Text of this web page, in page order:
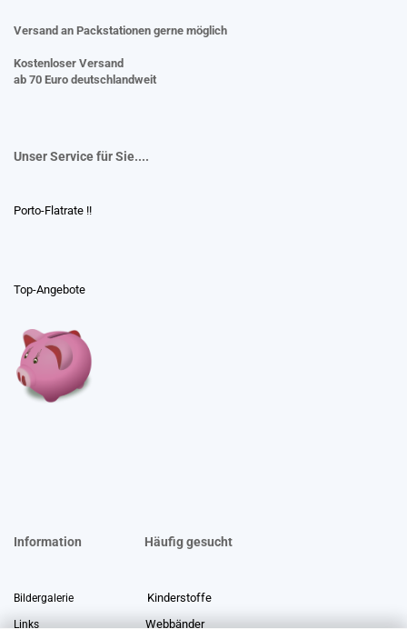
Versand an Packstationen gerne möglich
Kostenloser Versand
ab 70 Euro deutschlandweit
Unser Service für Sie....
Porto-Flatrate !!
Top-Angebote
Information Häufig gesucht
Bildergalerie Kinderstoffe
Links Webbänder